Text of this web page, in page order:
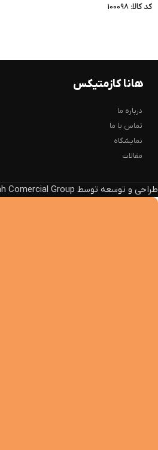
کد کالا: 100098
هانا کازمتیکس
درباره ما
تماس با ما
نمایشگاه
مقالات
طراحی و توسعه توسط Hannah Comercial Group . استفاده از مطالب بدون ذکر منبع، پیگرد قانونی دارد.